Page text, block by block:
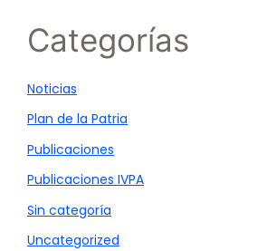
Categorías
Noticias
Plan de la Patria
Publicaciones
Publicaciones IVPA
Sin categoría
Uncategorized